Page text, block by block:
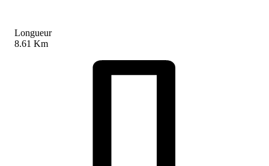
Longueur
8.61 Km